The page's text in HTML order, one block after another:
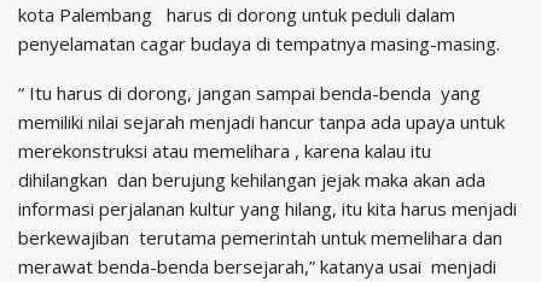
kota Palembang harus di dorong untuk peduli dalam
penyelamatan cagar budaya di tempatnya masing-masing.
“ Itu harus di dorong, jangan sampai benda-benda yang
memiliki nilai sejarah menjadi hancur tanpa ada upaya untuk
merekonstruksi atau memelihara , karena kalau itu
dihilangkan dan berujung kehilangan jejak maka akan ada
informasi perjalanan kultur yang hilang, itu kita harus menjadi
berkewajiban terutama pemerintah untuk memelihara dan
merawat benda-benda bersejarah,” katanya usai menjadi